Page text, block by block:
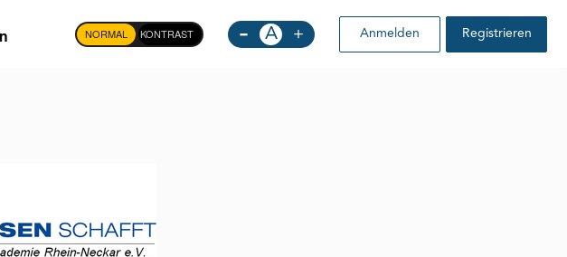
NORMAL KONTRAST - A + Anmelden Registrieren